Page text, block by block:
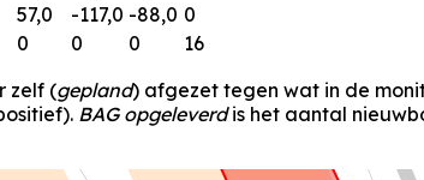
57,0 -117,0 -88,0 0
0 0 0
16
zelf (gepland) afgezet tegen wat in de
BAG opgeleverdis het aantal